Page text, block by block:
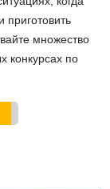
приготовить
множество
конкурсах по